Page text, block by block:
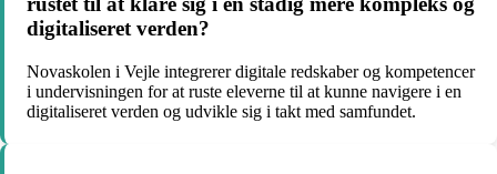
digitaliseret verden?
Novaskolen i Vejle integrerer digitale redskaber og kompetencer
i undervisningen for at ruste eleverne til at kunne navigere i en
digitaliseret verden og udvikle sig i takt med samfundet.